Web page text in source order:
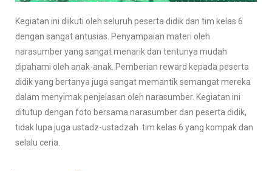
Kegiatan ini diikuti oleh seluruh peserta didik dan tim kelas 6
dengan sangat antusias. Penyampaian materi oleh
narasumber yang sangat menarik dan tentunya mudah
dipahami oleh anak-anak. Pemberian reward kepada peserta
didik yang bertanya juga sangat memantik semangat mereka
dalam menyimak penjelasan oleh narasumber. Kegiatan ini
ditutup dengan foto bersama narasumber dan peserta didik,
tidak lupa juga ustadz-ustadzah tim kelas 6 yang kompak dan
selalu ceria.